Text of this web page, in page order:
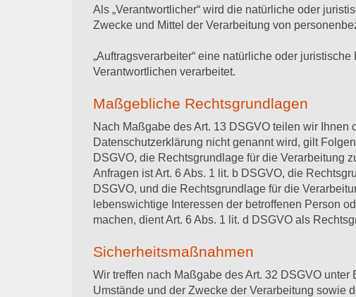
Als „Verantwortlicher“ wird die natürliche oder
Zwecke und Mittel der Verarbeitung von
„Auftragsverarbeiter“ eine natürliche oder
Verantwortlichen verarbeitet.
Maßgebliche Rechtsgrundlagen
Nach Maßgabe des Art. 13 DSGVO teilen wir
Datenschutzerklärung nicht genannt wird, gilt
DSGVO, die Rechtsgrundlage für die Verarbeitung
Anfragen ist Art. 6 Abs. 1 lit. b DSGVO, die
DSGVO, und die Rechtsgrundlage für die
lebenswichtige Interessen der betroffenen Person
machen, dient Art. 6 Abs. 1 lit. d DSGVO als
Sicherheitsmaßnahmen
Wir treffen nach Maßgabe des Art. 32 DSGVO
Umstände und der Zwecke der Verarbeitung sowie